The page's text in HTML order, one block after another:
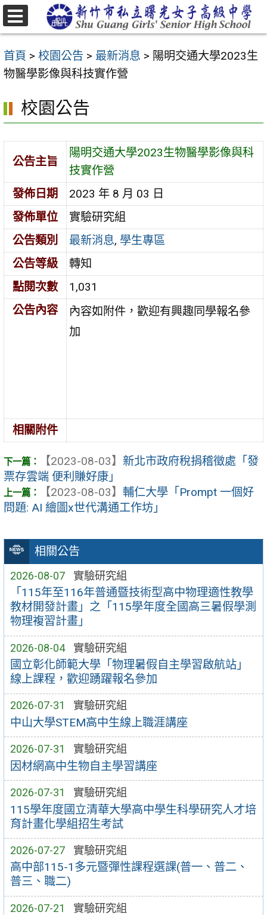
跳
至
要
內
區
首頁 > 校園公告 > 最新消息 > 陽明交通大學2023生
物醫學影像與科技實作營
相關公告
2026-08-07 實驗研究組
「115年至116年普通暨技術型高中物理適性教學
教材開發計畫」之「115學年度全國高三暑假學測
物理複習計畫」
2026-08-04 實驗研究組
國立彰化師範大學「物理暑假自主學習啟航站」
線上課程，歡迎踴躍報名參加
2026-07-31 實驗研究組
中山大學STEM高中生線上職涯講座
2026-07-31 實驗研究組
因材網高中生物自主學習講座
2026-07-31 實驗研究組
115學年度國立清華大學高中學生科學研究人才培
育計畫化學組招生考試
2026-07-27 實驗研究組
高中部115-1多元暨彈性課程選課(普一、普二、
普三、職二)
2026-07-21 實驗研究組
校園公告
公告主旨
陽明交通大學2023生物醫學影像與科
技實作營
發佈日期
2023 年 8 月 03 日
發佈單位
實驗研究組
公告類別
最新消息, 學生專區
公告等級
轉知
點閱次數
1,031
公告內容
內容如附件，歡迎有興趣同學報名參
加
相關附件
【2023-08-03】 新北市政府稅捐稽徵處「發
票存雲端 便利賺好康」
【2023-08-03】 輔仁大學「Prompt 一個好
問題: AI 繪圖x世代溝通工作坊」
選
單